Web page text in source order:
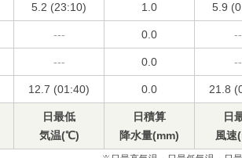
5.2 (23:10) 1.0 5.9
--- 0.0
--- 0.0
12.7 (01:40) 0.0 21.8
日最低
気温(℃)
日積算
降水量(mm)
日
風速